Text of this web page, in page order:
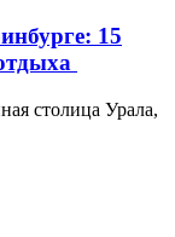
15
столица Урала,